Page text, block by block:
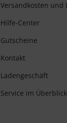
Versandkosten und
Hilfe-Center
Gutscheine
Kontakt
Ladengeschäft
Service im Überblick